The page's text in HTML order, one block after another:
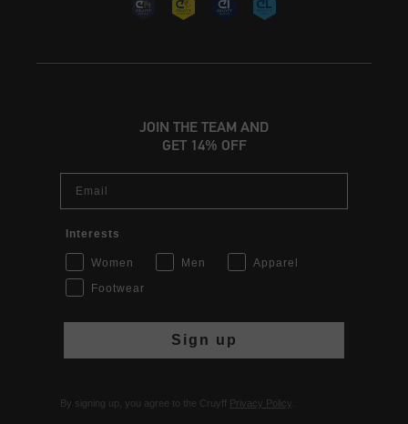
JOIN THE TEAM AND
GET 14% OFF
Interests
Women Men
Apparel
Footwear
Sign up
By signing up, you agree to the Cruyff Privacy Policy